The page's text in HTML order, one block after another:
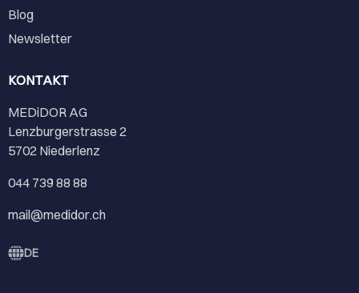
Blog
Newsletter
KONTAKT
MEDiDOR AG
Lenzburgerstrasse 2
5702 Niederlenz
044 739 88 88
mail@medidor.ch
DE